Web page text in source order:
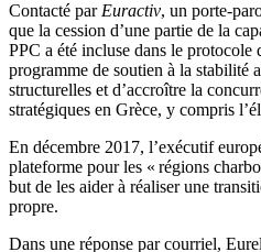
Contacté par Euractiv, un porte-
que la cession d’une partie de la
PPC a été incluse dans le protocole
programme de soutien à la stabilité
structurelles et d’accroître la
stratégiques en Grèce, y compris
En décembre 2017, l’exécutif
plateforme pour les « régions
but de les aider à réaliser une
propre.
Dans une réponse par courriel,